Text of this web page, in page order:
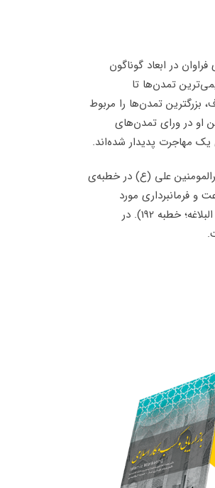
در ابعاد گوناگون
تمدن‌ها تا
بزرگترین تمدن‌ها را مربوط
پس از یک مهاجرت پدید آمده‌اند (توبن‌بی،61:1366) هم‌ چنین او در ورای تمدن‌های
مهاجرت پدیدار شده‌اند.
علی (ع) در خطبه‌ی
و فرمانبرداری مورد
نکوهش قرار می‌دهد، می‌فرماید: « بدانید که بعد از هجرت به جاهلیّت و بدویّت روی آوردید» (نهج البلاغه؛ خطبه 192). در